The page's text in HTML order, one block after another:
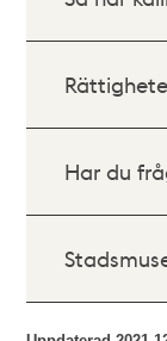
Har du